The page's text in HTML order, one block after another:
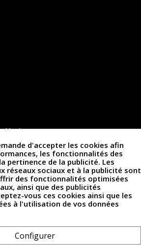
Vente
d'accepter les cookies afin
les fonctionnalités des
pertinence de la publicité. Les
réseaux sociaux et à la publicité sont
des fonctionnalités optimisées
ainsi que des publicités
vous ces cookies ainsi que les
à l'utilisation de vos données
Configurer